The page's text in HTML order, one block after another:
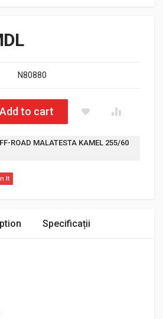
N80880
OFF-ROAD MALATESTA KAMEL
Add to cart
ROAD MALATESTA KAMEL 255/60
It
Specificații